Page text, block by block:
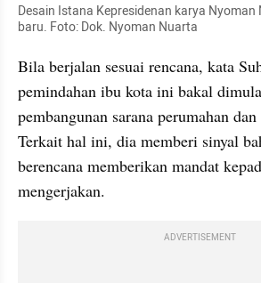
Desain Istana Kepresidenan karya
baru. Foto: Dok. Nyoman Nuarta
Bila berjalan sesuai rencana, kata
pemindahan ibu kota ini bakal
pembangunan sarana perumahan
Terkait hal ini, dia memberi sinyal
berencana memberikan mandat
mengerjakan.
ADVERTISEMENT